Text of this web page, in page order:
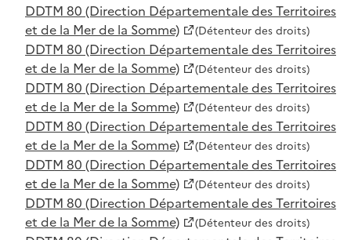
DDTM 80 (Direction Départementale des Territoires
et de la Mer de la Somme)
(Détenteur des droits)
DDTM 80 (Direction Départementale des Territoires
et de la Mer de la Somme)
(Détenteur des droits)
DDTM 80 (Direction Départementale des Territoires
et de la Mer de la Somme)
(Détenteur des droits)
DDTM 80 (Direction Départementale des Territoires
et de la Mer de la Somme)
(Détenteur des droits)
DDTM 80 (Direction Départementale des Territoires
et de la Mer de la Somme)
(Détenteur des droits)
DDTM 80 (Direction Départementale des Territoires
et de la Mer de la Somme)
(Détenteur des droits)